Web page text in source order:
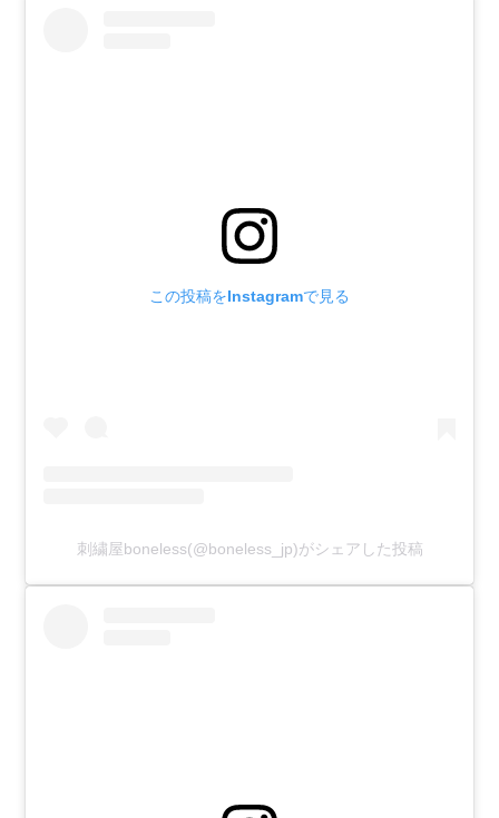
この投稿をInstagramで見る
刺繍屋boneless(@boneless_jp)がシェアした投稿